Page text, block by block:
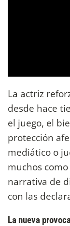
La actriz
desde hace
el juego, el
protección
mediático o
muchos
narrativa de
con las
La nueva